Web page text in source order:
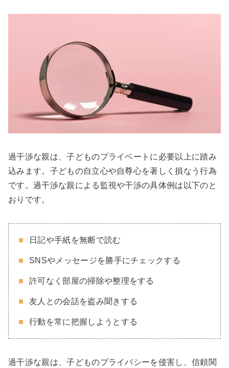
過干渉な親は、子どものプライベートに必要以上に踏み
込みます。子どもの自立心や自尊心を著しく損なう行為
です。過干渉な親による監視や干渉の具体例は以下のと
おりです。
日記や手紙を無断で読む
SNSやメッセージを勝手にチェックする
許可なく部屋の掃除や整理をする
友人との会話を盗み聞きする
行動を常に把握しようとする
過干渉な親は、子どものプライバシーを侵害し、信頼関